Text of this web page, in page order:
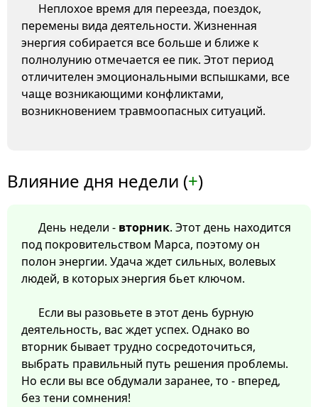
Неплохое время для переезда, поездок,
перемены вида деятельности. Жизненная
энергия собирается все больше и ближе к
полнолунию отмечается ее пик. Этот период
отличителен эмоциональными вспышками, все
чаще возникающими конфликтами,
возникновением травмоопасных ситуаций.
Влияние дня недели (+)
День недели - вторник. Этот день находится
под покровительством Марса, поэтому он
полон энергии. Удача ждет сильных, волевых
людей, в которых энергия бьет ключом.
Если вы разовьете в этот день бурную
деятельность, вас ждет успех. Однако во
вторник бывает трудно сосредоточиться,
выбрать правильный путь решения проблемы.
Но если вы все обдумали заранее, то - вперед,
без тени сомнения!